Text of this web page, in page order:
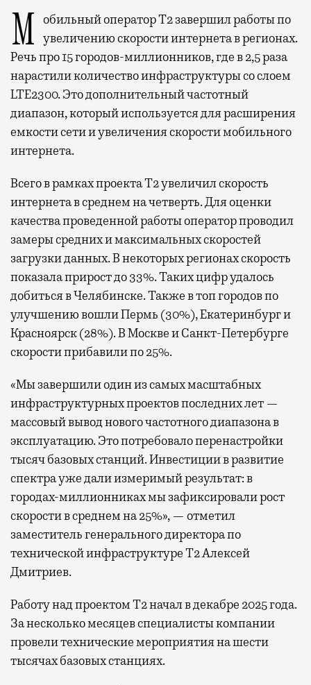
Мобильный оператор Т2 завершил работы по увеличению скорости интернета в регионах.
Речь про 15 городов-миллионников, где в 2,5 раза
нарастили количество инфраструктуры со слоем
LTE2300. Это дополнительный частотный
диапазон, который используется для расширения
емкости сети и увеличения скорости мобильного
интернета.
Всего в рамках проекта Т2 увеличил скорость
интернета в среднем на четверть. Для оценки
качества проведенной работы оператор проводил
замеры средних и максимальных скоростей
загрузки данных. В некоторых регионах скорость
показала прирост до 33%. Таких цифр удалось
добиться в Челябинске. Также в топ городов по
улучшению вошли Пермь (30%), Екатеринбург и
Красноярск (28%). В Москве и Санкт-Петербурге
скорости прибавили по 25%.
«Мы завершили один из самых масштабных
инфраструктурных проектов последних лет —
массовый вывод нового частотного диапазона в
эксплуатацию. Это потребовало перенастройки
тысяч базовых станций. Инвестиции в развитие
спектра уже дали измеримый результат: в
городах-миллионниках мы зафиксировали рост
скорости в среднем на 25%», — отметил
заместитель генерального директора по
технической инфраструктуре Т2 Алексей
Дмитриев.
Работу над проектом Т2 начал в декабре 2025 года.
За несколько месяцев специалисты компании
провели технические мероприятия на шести
тысячах базовых станциях.